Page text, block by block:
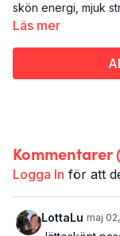
skön energi, mjuk
Perfekt start på din
Läs mer
Kommentarer
Logga In för att
LottaLu maj